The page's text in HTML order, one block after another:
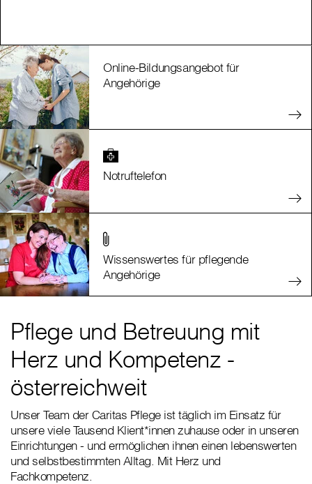
Online-Bildungsangebot für
Angehörige
Notruftelefon
Wissenswertes für pflegende
Angehörige
Pflege und Betreuung mit
Herz und Kompetenz -
österreichweit
Unser Team der Caritas Pflege ist täglich im Einsatz für
unsere viele Tausend Klient*innen zuhause oder in unseren
Einrichtungen - und ermöglichen ihnen einen lebenswerten
und selbstbestimmten Alltag. Mit Herz und
Fachkompetenz.